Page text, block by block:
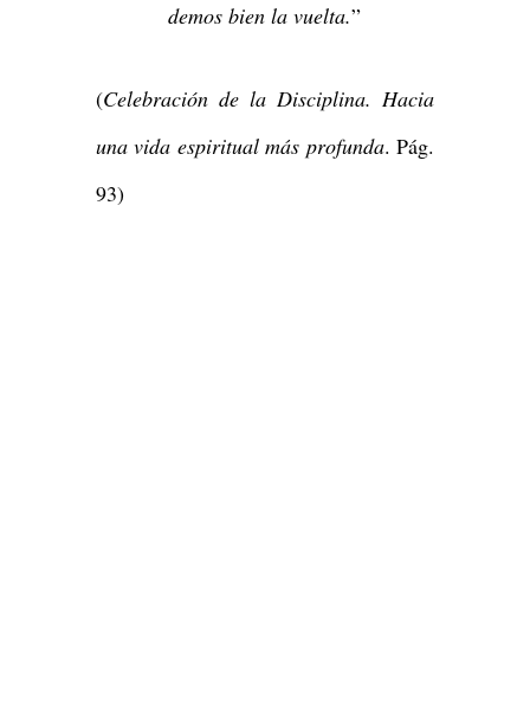
demos bien la vuelta.”
(Celebración de la Disciplina. Hacia
una vida espiritual más profunda. Pág.
93)